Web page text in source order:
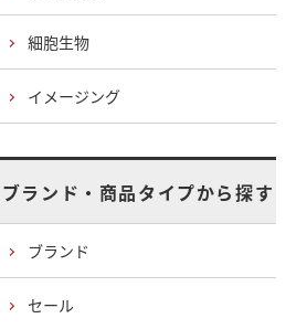
細胞生物
イメージング
ブランド・商品タイプから探す
ブランド
セール